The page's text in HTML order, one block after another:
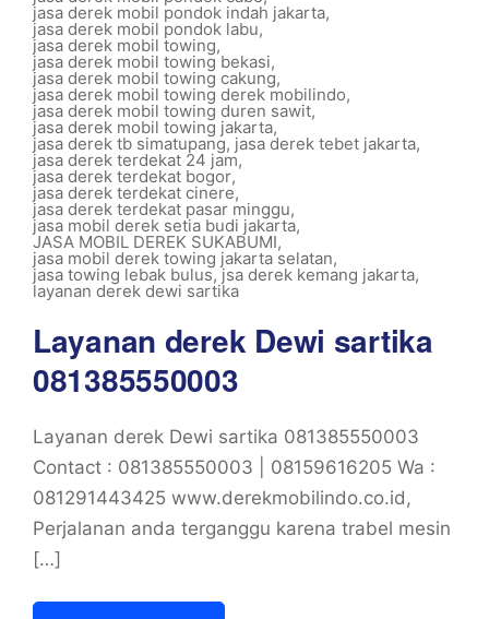
jasa derek mobil pondok indah jakarta,
jasa derek mobil pondok labu,
jasa derek mobil towing,
jasa derek mobil towing bekasi,
jasa derek mobil towing cakung,
jasa derek mobil towing derek mobilindo,
jasa derek mobil towing duren sawit,
jasa derek mobil towing jakarta,
jasa derek tb simatupang, jasa derek tebet jakarta,
jasa derek terdekat 24 jam,
jasa derek terdekat bogor,
jasa derek terdekat cinere,
jasa derek terdekat pasar minggu,
jasa mobil derek setia budi jakarta,
JASA MOBIL DEREK SUKABUMI,
jasa mobil derek towing jakarta selatan,
jasa towing lebak bulus,jsa derek kemang jakarta,
layanan derek dewi sartika
Layanan derek Dewi sartika
081385550003
Layanan derek Dewi sartika 081385550003
Contact : 081385550003 | 08159616205 Wa :
081291443425 www.derekmobilindo.co.id,
Perjalanan anda terganggu karena trabel mesin
[…]